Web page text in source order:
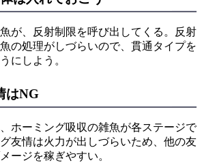
が、反射制限を呼び出してくる。反射
の処理がしづらいので、貫通タイプを
にしよう。
はNG
ホーミング吸収の雑魚が各ステージで
友情は火力が出しづらいため、他の友
ージを稼ぎやすい。